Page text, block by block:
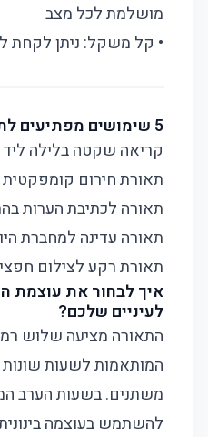
מושלמת לכל מצב
• קל משקל: ניתן לקחת
5 שימושים מפתיעים לתאורת הקריאה
קריאה שקטה בלילה ליד
תאורת חירום
תאורה לכתיבת הערות
תאורה עדינה למחברת
תאורת רקע לצילום
איך לבחור את עוצמת
לעיניים שלכם?
התאורה מציעה שלוש
המותאמות לשעות
משתנים. בשעות הערב
להשתמש בעוצמה